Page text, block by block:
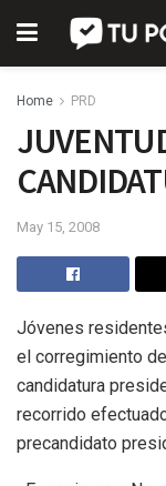
Home PRD
May 15, 2008
Jóvenes
el corregimiento
candidatura
recorrido
precandidato